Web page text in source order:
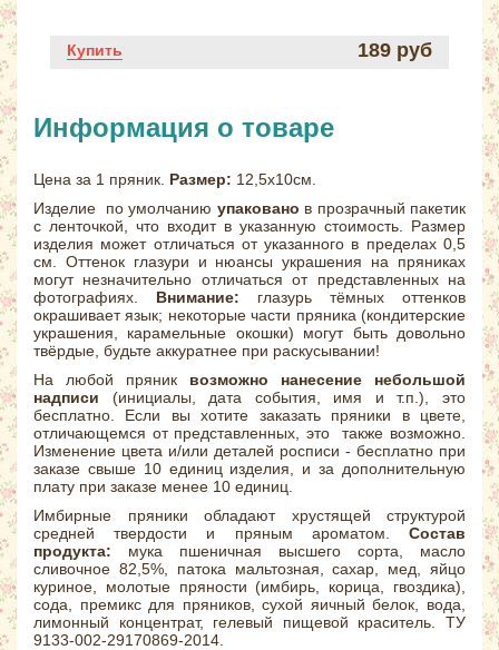
Купить 189 руб
Информация о товаре
Цена за 1 пряник. Размер: 12,5х10см.
Изделие по умолчанию упаковано в прозрачный пакетик
с ленточкой, что входит в указанную стоимость. Размер
изделия может отличаться от указанного в пределах 0,5
см. Оттенок глазури и нюансы украшения на пряниках
могут незначительно отличаться от представленных на
фотографиях. Внимание: глазурь тёмных оттенков
окрашивает язык; некоторые части пряника (кондитерские
украшения, карамельные окошки) могут быть довольно
твёрдые, будьте аккуратнее при раскусывании!
На любой пряник возможно нанесение небольшой
надписи (инициалы, дата события, имя и т.п.), это
бесплатно. Если вы хотите заказать пряники в цвете,
отличающемся от представленных, это также возможно.
Изменение цвета и/или деталей росписи - бесплатно при
заказе свыше 10 единиц изделия, и за дополнительную
плату при заказе менее 10 единиц.
Имбирные пряники обладают хрустящей структурой
средней твердости и пряным ароматом.
Состав
продукта: мука пшеничная высшего сорта, масло
сливочное 82,5%, патока мальтозная, сахар, мед, яйцо
куриное, молотые пряности (имбирь, корица, гвоздика),
сода, премикс для пряников, сухой яичный белок, вода,
лимонный концентрат, гелевый пищевой краситель. ТУ
9133-002-29170869-2014.